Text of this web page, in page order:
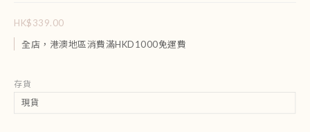
HK$339.00
全店，港澳地區消費滿HKD1000免運費
存貨